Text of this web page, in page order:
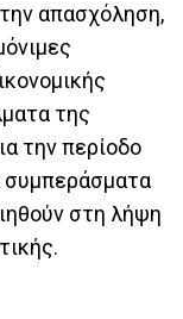
απασχόληση,
της
την περίοδο
συμπεράσματα
στη λήψη